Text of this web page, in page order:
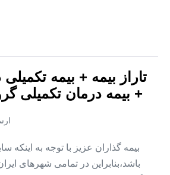
تاراز بیمه + بیمه
+ بیمه درمان تکمیلی
بیمه گذاران عزیز با توجه به اینکه
باشد،بنابراین در تمامی شهرهای